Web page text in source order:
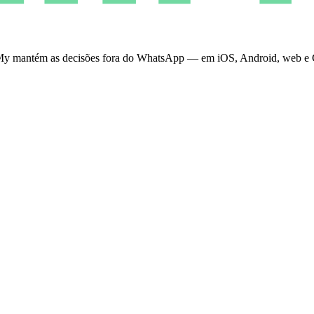
mantém as decisões fora do WhatsApp — em iOS, Android, web e